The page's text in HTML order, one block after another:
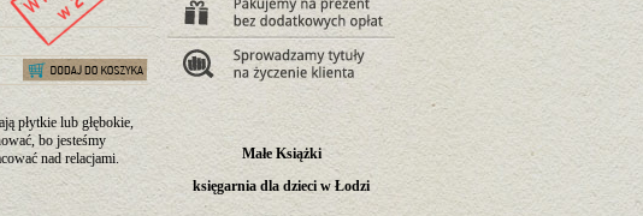
płytkie lub głębokie,
bo jesteśmy
nad relacjami.
Małe Książki
księgarnia dla dzieci w Łodzi